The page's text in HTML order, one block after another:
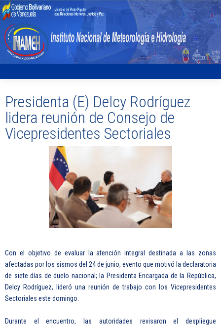
Presidenta (E) Delcy Rodríguez
lidera reunión de Consejo de
Vicepresidentes Sectoriales
Con el objetivo de evaluar la atención integral destinada a las zonas
afectadas por los sismos del 24 de junio, evento que motivó la declaratoria
de siete días de duelo nacional; la Presidenta Encargada de la República,
Delcy Rodríguez, lideró una reunión de trabajo con los Vicepresidentes
Sectoriales este domingo.
Durante el encuentro, las autoridades revisaron el despliegue